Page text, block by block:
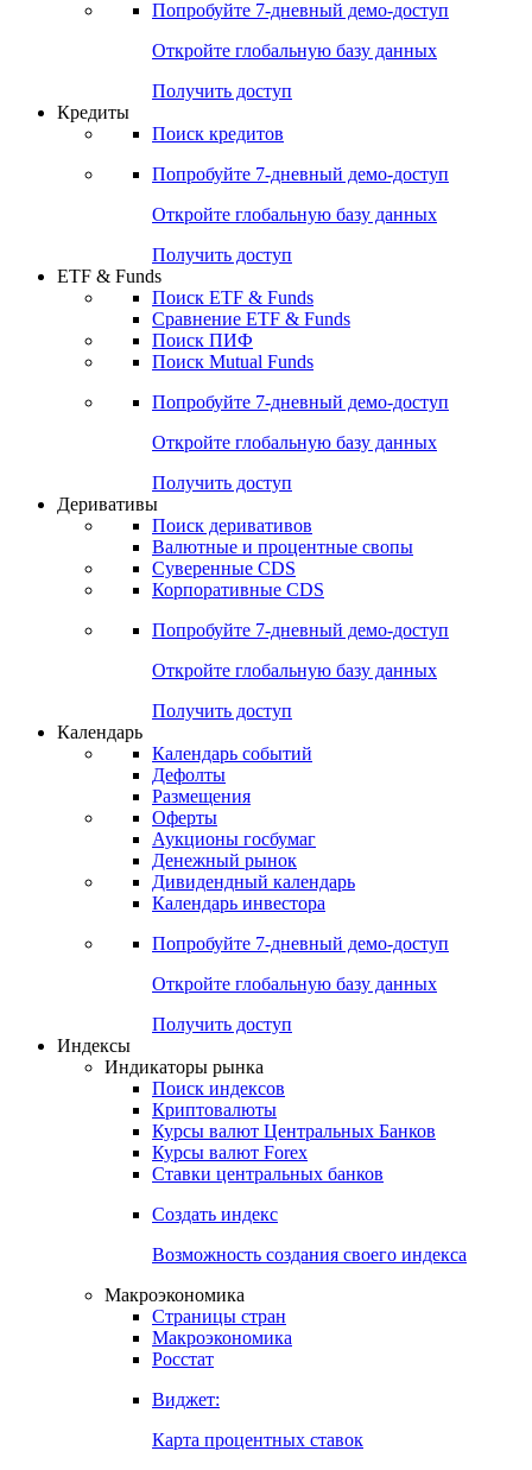
Попробуйте 7-дневный демо-доступ
Откройте глобальную базу данных
Получить доступ
Кредиты
Поиск кредитов
Попробуйте 7-дневный демо-доступ
Откройте глобальную базу данных
Получить доступ
ETF & Funds
Поиск ETF & Funds
Сравнение ETF & Funds
Поиск ПИФ
Поиск Mutual Funds
Попробуйте 7-дневный демо-доступ
Откройте глобальную базу данных
Получить доступ
Деривативы
Поиск деривативов
Валютные и процентные свопы
Суверенные CDS
Корпоративные CDS
Попробуйте 7-дневный демо-доступ
Откройте глобальную базу данных
Получить доступ
Календарь
Календарь событий
Дефолты
Размещения
Оферты
Аукционы госбумаг
Денежный рынок
Дивидендный календарь
Календарь инвестора
Попробуйте 7-дневный демо-доступ
Откройте глобальную базу данных
Получить доступ
Индексы
Индикаторы рынка
Поиск индексов
Криптовалюты
Курсы валют Центральных Банков
Курсы валют Forex
Ставки центральных банков
Создать индекс
Возможность создания своего индекса
Макроэкономика
Страницы стран
Макроэкономика
Росстат
Виджет:
Карта процентных ставок